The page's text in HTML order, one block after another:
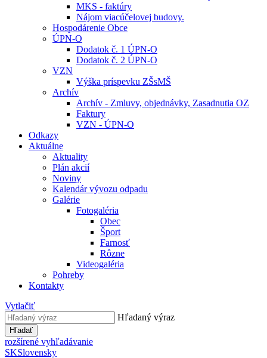
MKS - faktúry
Nájom viacúčelovej budovy.
Hospodárenie Obce
ÚPN-O
Dodatok č. 1 ÚPN-O
Dodatok č. 2 ÚPN-O
VZN
Výška príspevku ZŠsMŠ
Archív
Archív - Zmluvy, objednávky, Zasadnutia OZ
Faktury
VZN - ÚPN-O
Odkazy
Aktuálne
Aktuality
Plán akcií
Noviny
Kalendár vývozu odpadu
Galérie
Fotogaléria
Obec
Šport
Farnosť
Rôzne
Videogaléria
Pohreby
Kontakty
Vytlačiť
Hľadaný výraz
Hľadať
rozšírené vyhľadávanie
SKSlovensky